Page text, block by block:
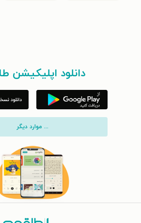
دانلود اپلیکیشن
... موارد دیگر